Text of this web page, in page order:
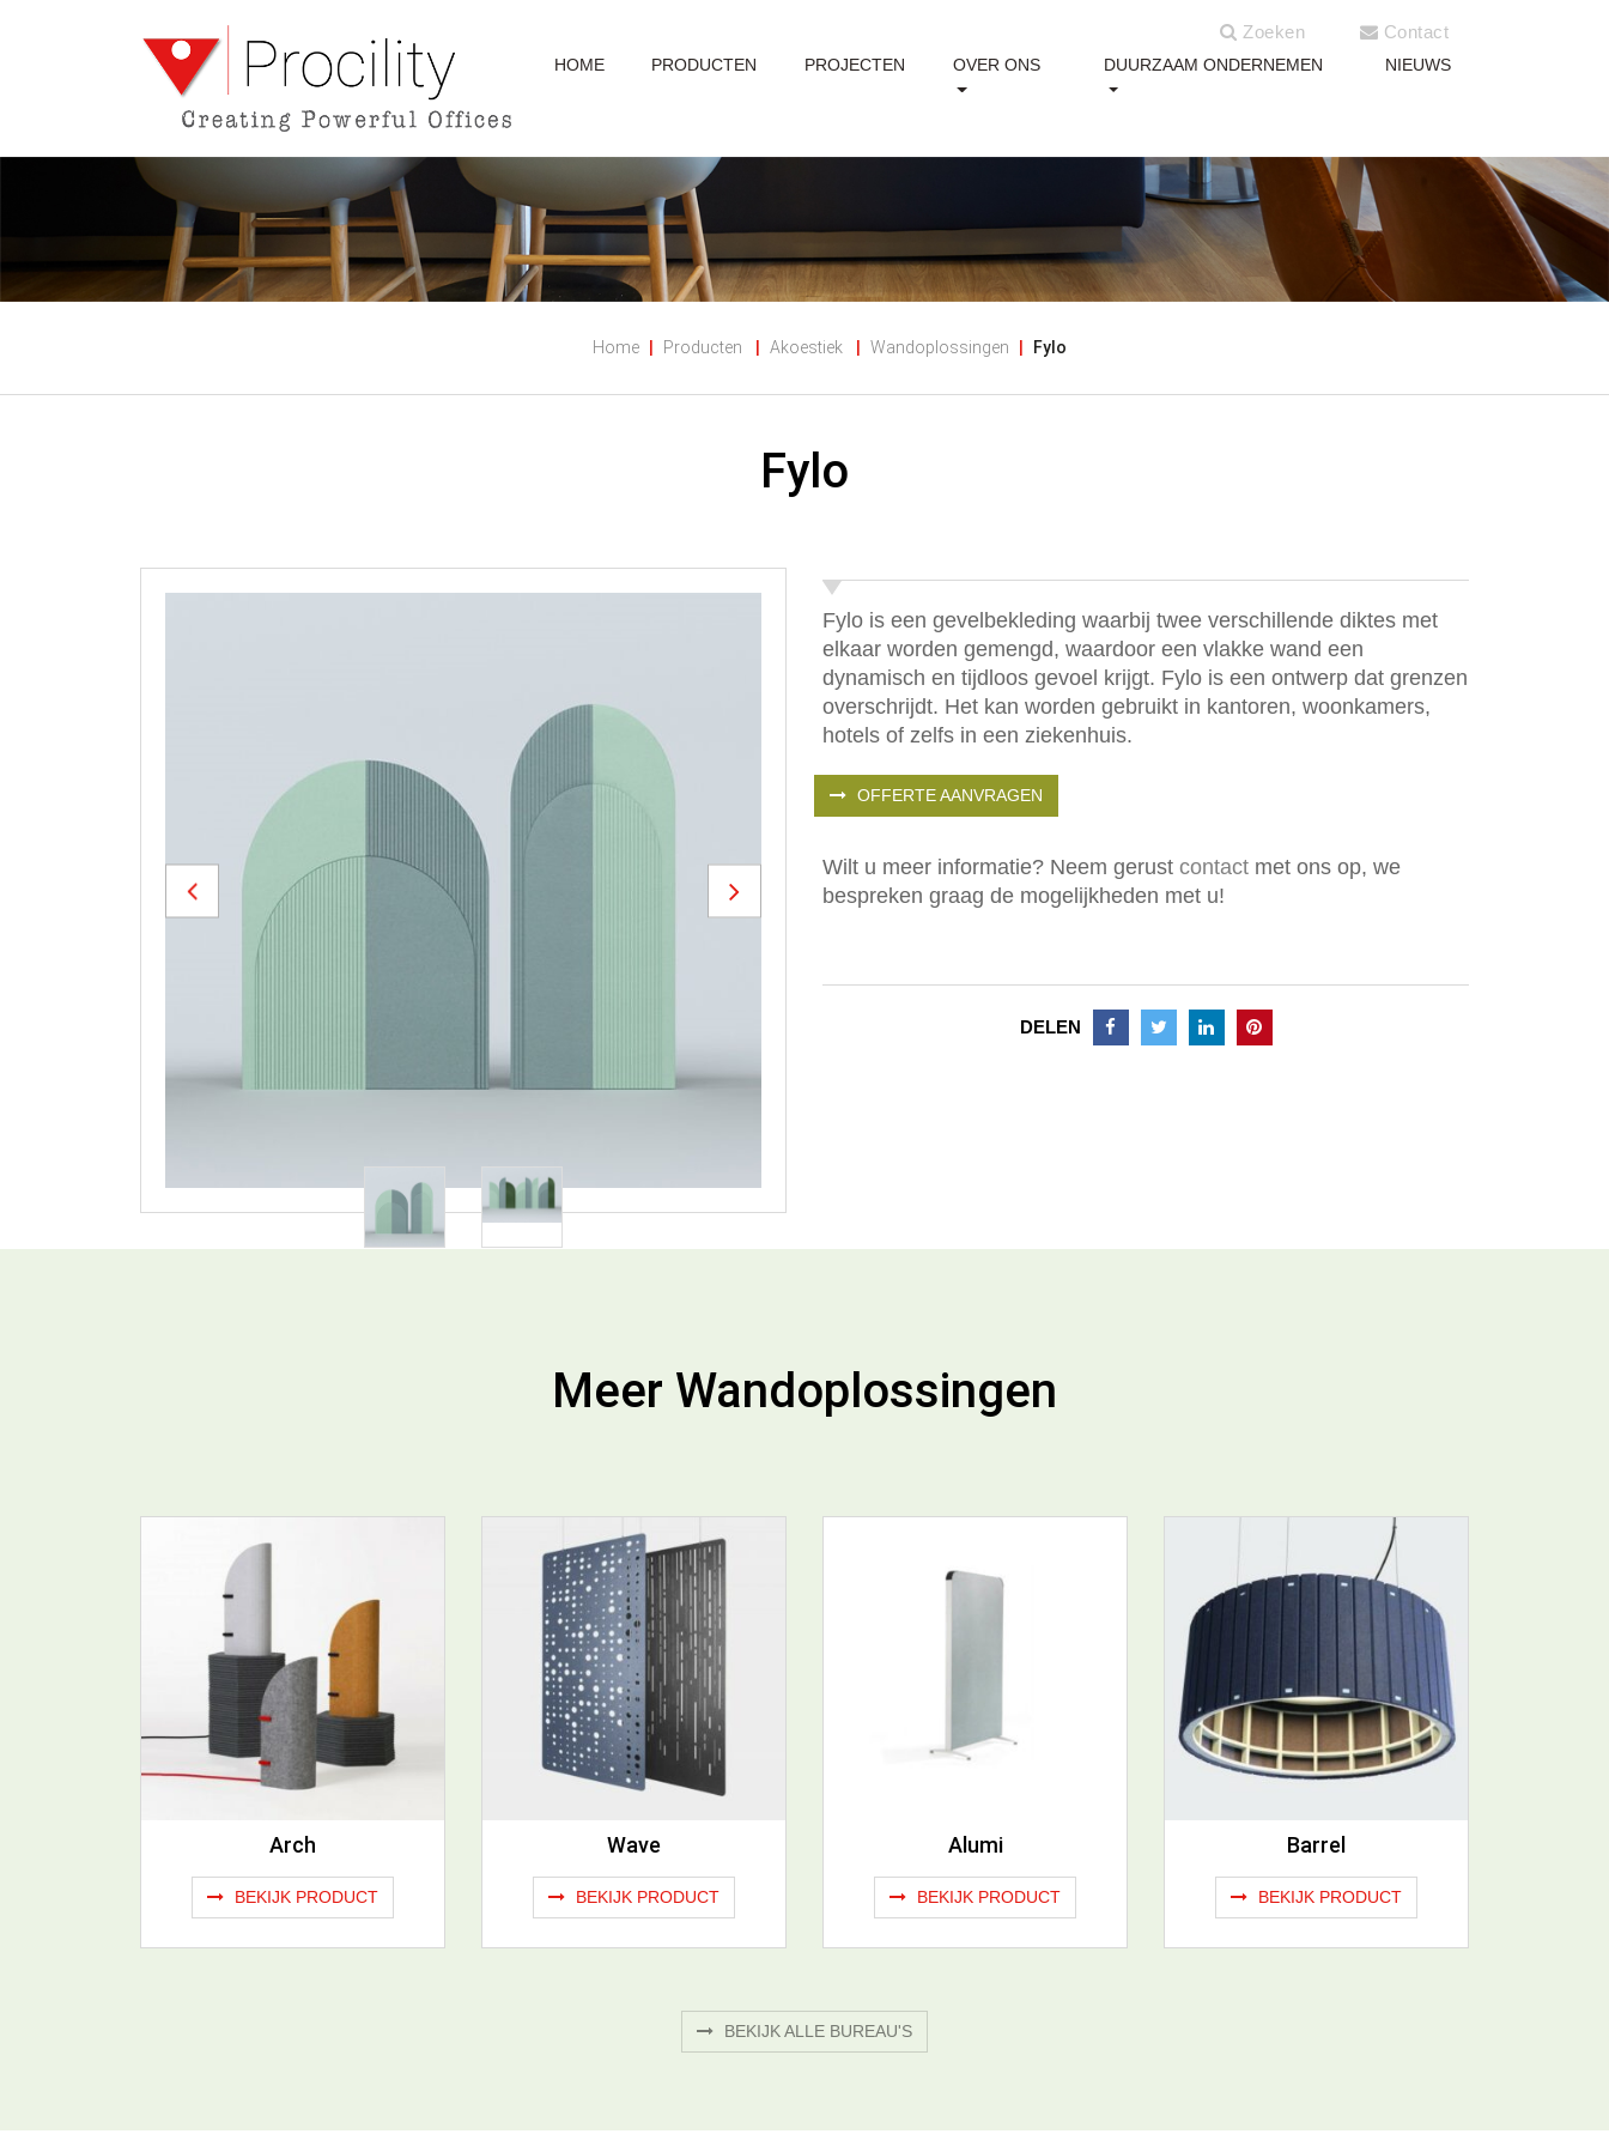
Zoeken Contact
HOME PRODUCTEN PROJECTEN OVER ONS DUURZAAM ONDERNEMEN NIEUWS
Home Producten Akoestiek Wandoplossingen Fylo
Fylo
Previous Next
Fylo is een gevelbekleding waarbij twee verschillende diktes met
elkaar worden gemengd, waardoor een vlakke wand een
dynamisch en tijdloos gevoel krijgt. Fylo is een ontwerp dat grenzen
overschrijdt. Het kan worden gebruikt in kantoren, woonkamers,
hotels of zelfs in een ziekenhuis.
OFFERTE AANVRAGEN
Wilt u meer informatie? Neem gerust contact met ons op, we
bespreken graag de mogelijkheden met u!
DELEN
Meer Wandoplossingen
Arch
BEKIJK PRODUCT
Wave
BEKIJK PRODUCT
Alumi
BEKIJK PRODUCT
Barrel
BEKIJK PRODUCT
BEKIJK ALLE BUREAU'S